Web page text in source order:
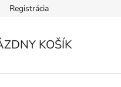
Registrácia
KOŠÍK